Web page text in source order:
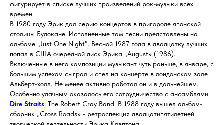
фигурирует в списке лучших произведений рок-музыки всех
времен.
В 1980 году Эрик дал серию концертов в пригороде японской
столицы Будокане. Исполненные там песни представлены на
альбоме „Just One Night”. Весной 1987 года в двадцатку лучших
попал в США очередной диск Эрика „August» (1986).
Включенные в него композиции музыкант чуть раньше, в январе, с
большим успехом сыграл и спел на концерте в лондонском зале
Альберт-холл. Не менее активно работал он и в дальнейшем.
Особенно удачным оказалось его сотрудничество с ансамблями
Dire Straits, The Robert Cray Band. В 1988 году вышел альбом-
сборник „Cross Roads» - ретроспекция двадцатипятилетней
творческой деятельности Эрика Клэптона.